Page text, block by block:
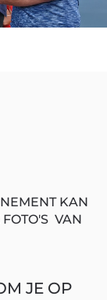
KAN
VAN
JE OP